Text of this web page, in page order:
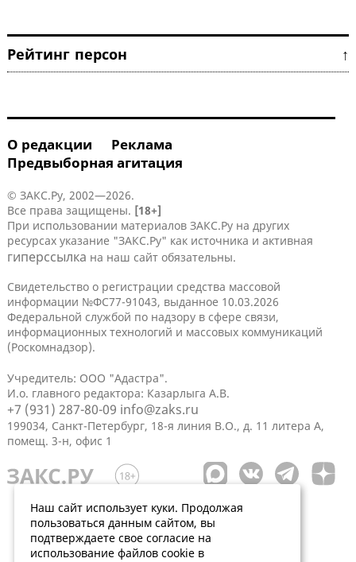
Рейтинг персон ↑
О редакции
Реклама
Предвыборная агитация
© ЗАКС.Ру, 2002—2026.
Все права защищены. [18+]
При использовании материалов ЗАКС.Ру на других
ресурсах указание "ЗАКС.Ру" как источника и активная
гиперссылка на наш сайт обязательны.
Свидетельство о регистрации средства массовой
информации №ФС77-91043, выданное 10.03.2026
Федеральной службой по надзору в сфере связи,
информационных технологий и массовых коммуникаций
(Роскомнадзор).
Учредитель: ООО "Адастра".
И.о. главного редактора: Казарлыга А.В.
+7 (931) 287-80-09 info@zaks.ru
199034, Санкт-Петербург, 18-я линия В.О., д. 11 литера А,
помещ. 3-н, офис 1
Наш сайт использует куки. Продолжая
пользоваться данным сайтом, вы
подтверждаете свое согласие на
использование файлов cookie в